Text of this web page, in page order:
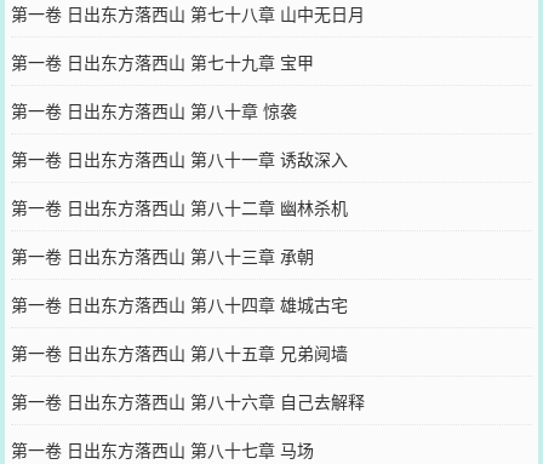
第一卷 日出东方落西山 第七十八章 山中无日月
第一卷 日出东方落西山 第七十九章 宝甲
第一卷 日出东方落西山 第八十章 惊袭
第一卷 日出东方落西山 第八十一章 诱敌深入
第一卷 日出东方落西山 第八十二章 幽林杀机
第一卷 日出东方落西山 第八十三章 承朝
第一卷 日出东方落西山 第八十四章 雄城古宅
第一卷 日出东方落西山 第八十五章 兄弟阋墙
第一卷 日出东方落西山 第八十六章 自己去解释
第一卷 日出东方落西山 第八十七章 马场